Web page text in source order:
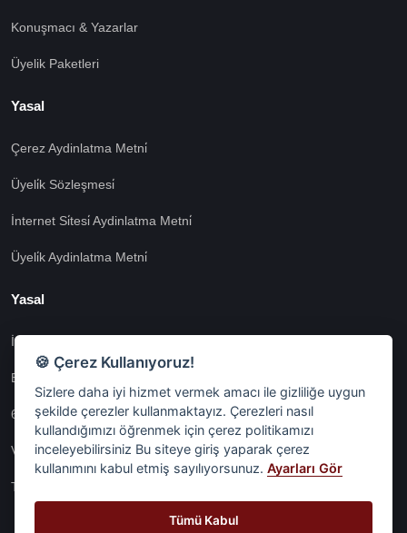
Konuşmacı & Yazarlar
Üyelik Paketleri
Yasal
Çerez Aydinlatma Metni̇
Üyeli̇k Sözleşmesi̇
İnternet Si̇tesi̇ Aydinlatma Metni̇
Üyeli̇k Aydinlatma Metni̇
Yasal
İşlem Rehberi̇
Etk İzni̇ Metni̇
6698 Sayili Kvkk Gereği̇nce Veri̇ Sorumlusuna Başvuru Formu
Veri Sorumlularına Başvuru Formu
Tüm Sözleşmeler
🍪 Çerez Kullanıyoruz!
Sizlere daha iyi hizmet vermek amacı ile gizliliğe uygun
şekilde çerezler kullanmaktayız. Çerezleri nasıl
kullandığımızı öğrenmek için çerez politikamızı
inceleyebilirsiniz Bu siteye giriş yaparak çerez
kullanımını kabul etmiş sayılıyorsunuz.Ayarları Gör
Tümü Kabul